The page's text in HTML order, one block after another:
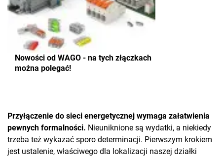
Nowości od WAGO - na tych złączkach
można polegać!
Przyłączenie do sieci energetycznej wymaga załatwienia
pewnych formalności. Nieuniknione są wydatki, a niekiedy
trzeba też wykazać sporo determinacji. Pierwszym krokiem
jest ustalenie, właściwego dla lokalizacji naszej działki